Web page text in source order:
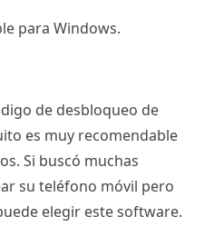
para Windows.
de desbloqueo de
es muy recomendable
Si buscó muchas
su teléfono móvil pero
elegir este software.